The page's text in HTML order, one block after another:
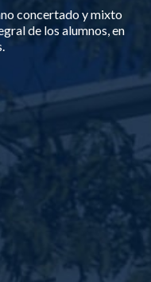
concertado y mixto
de los alumnos, en